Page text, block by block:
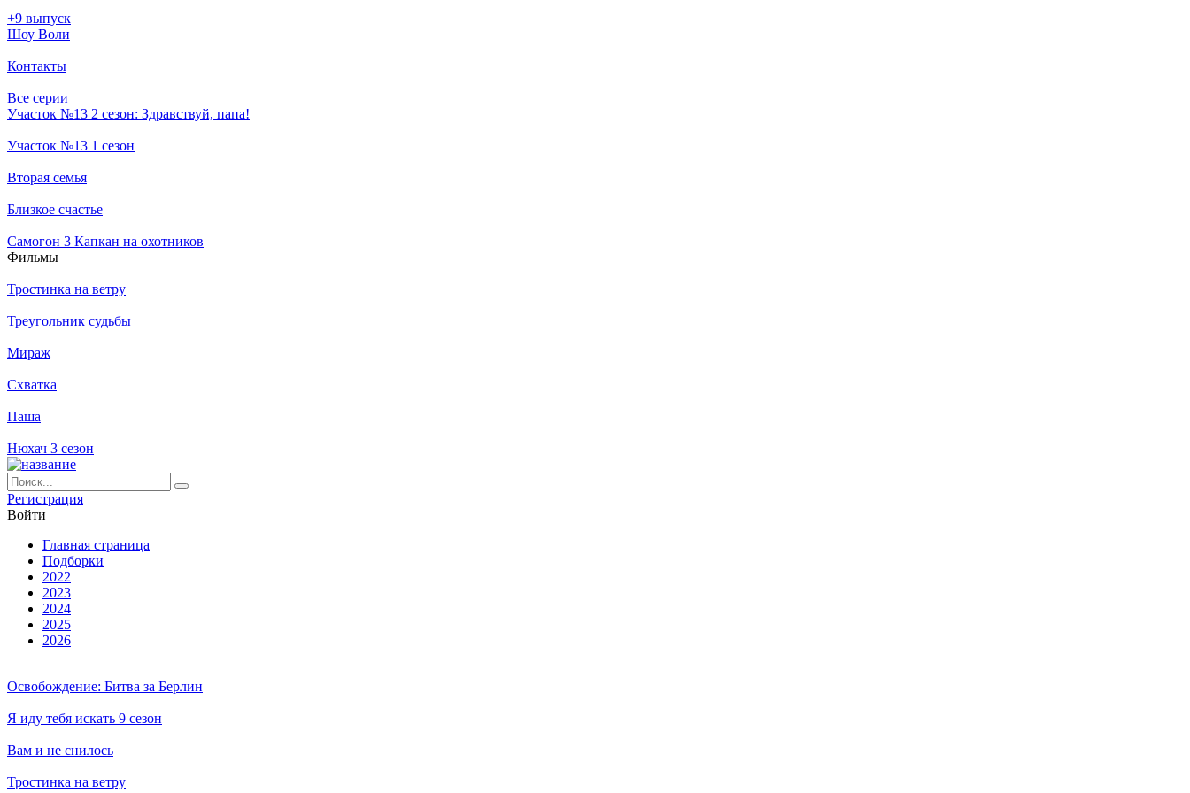
+9 выпуск
Шоу Воли
Контакты
Все серии
Участок №13 2 сезон: Здравствуй, папа!
Участок №13 1 сезон
Вторая семья
Близкое счастье
Самогон 3 Капкан на охотников
Филь­мы
Тростинка на ветру
Треугольник судьбы
Мираж
Схватка
Паша
Нюхач 3 сезон
Ре­ги­ст­ра­ция
Вой­ти
Глав­ная стра­ни­ца
Подборки
2022
2023
2024
2025
2026
Освобождение: Битва за Берлин
Я иду тебя искать 9 сезон
Вам и не снилось
Тростинка на ветру